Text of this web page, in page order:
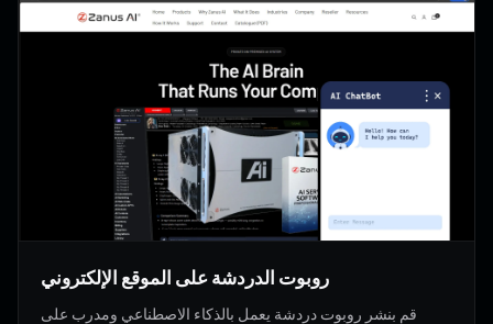
روبوت الدردشة على الموقع الإلكتروني
قم بنشر روبوت دردشة يعمل بالذكاء الاصطناعي ومدرب على